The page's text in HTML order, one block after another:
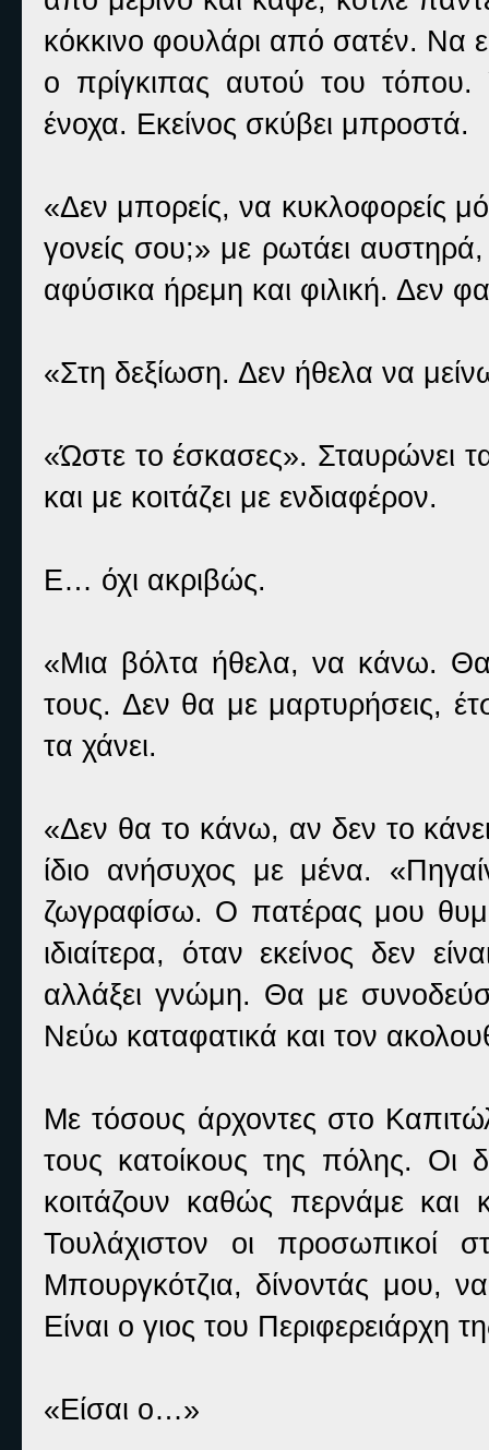
κόκκινο φουλάρι από σατέν. Να
ο πρίγκιπας αυτού του τόπου.
ένοχα. Εκείνος σκύβει μπροστά.
«Δεν μπορείς, να κυκλοφορείς
γονείς σου;» με ρωτάει
αφύσικα ήρεμη και φιλική. Δεν
«Στη δεξίωση. Δεν ήθελα να
«Ώστε το έσκασες». Σταυρώνει
και με κοιτάζει με ενδιαφέρον.
Ε… όχι ακριβώς.
«Μια βόλτα ήθελα, να κάνω.
τους. Δεν θα με μαρτυρήσεις,
τα χάνει.
«Δεν θα το κάνω, αν δεν το
ίδιο ανήσυχος με μένα.
ζωγραφίσω. Ο πατέρας μου
ιδιαίτερα, όταν εκείνος δεν
αλλάξει γνώμη. Θα με
Νεύω καταφατικά και τον
Με τόσους άρχοντες στο
τους κατοίκους της πόλης. Οι
κοιτάζουν καθώς περνάμε και
Τουλάχιστον οι προσωπικοί
Μπουργκότζια, δίνοντάς μου,
Είναι ο γιος του Περιφερειάρχη
«Είσαι ο…»